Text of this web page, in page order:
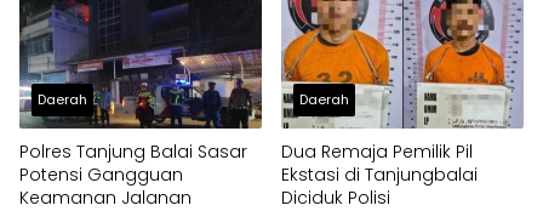
Daerah
Polres Tanjung Balai Sasar
Potensi Gangguan
Keamanan Jalanan
Daerah
Dua Remaja Pemilik Pil
Ekstasi di Tanjungbalai
Diciduk Polisi